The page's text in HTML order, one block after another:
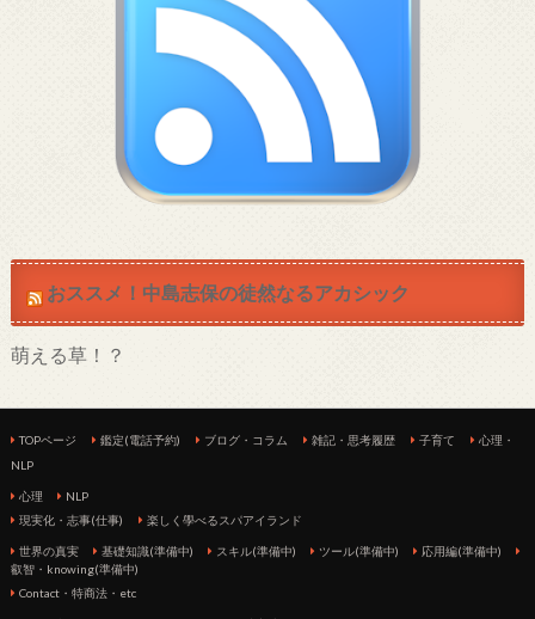
おススメ！中島志保の徒然なるアカシック
萌える草！？
TOPページ 鑑定(電話予約) ブログ・コラム 雑記・思考履歴 子育て
心理・
NLP
心理
NLP
現実化・志事(仕事)
楽しく學べるスパアイランド
世界の真実 基礎知識(準備中) スキル(準備中) ツール(準備中)
応用編(準備中)
叡智・knowing(準備中)
Contact・特商法・etc